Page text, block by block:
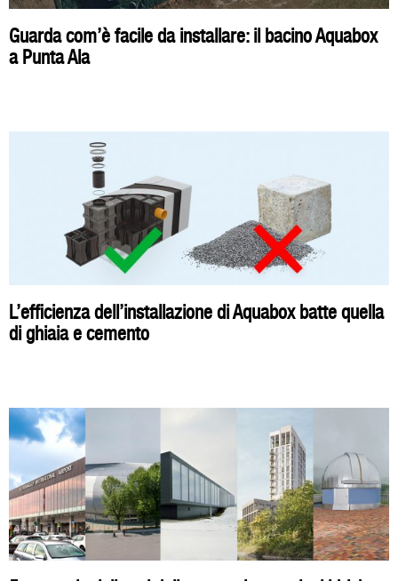
Guarda com’è facile da installare: il bacino Aquabox
a Punta Ala
L’efficienza dell’installazione di Aquabox batte quella
di ghiaia e cemento